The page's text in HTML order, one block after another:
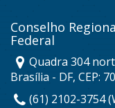
Conselho
Federal
Quadra 304
Brasília - DF, CEP:
(61) 2102-3754